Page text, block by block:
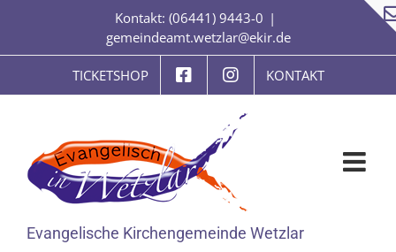
springen
Kontakt: (06441) 9443-0 |
gemeindeamt.wetzlar@ekir.de
TICKETSHOP KONTAKT
Evangelische Kirchengemeinde Wetzlar